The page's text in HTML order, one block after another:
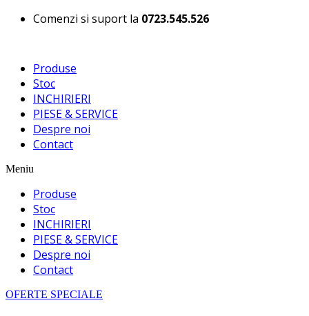
Comenzi si suport la 0723.545.526
Produse
Stoc
INCHIRIERI
PIESE & SERVICE
Despre noi
Contact
Meniu
Produse
Stoc
INCHIRIERI
PIESE & SERVICE
Despre noi
Contact
OFERTE SPECIALE